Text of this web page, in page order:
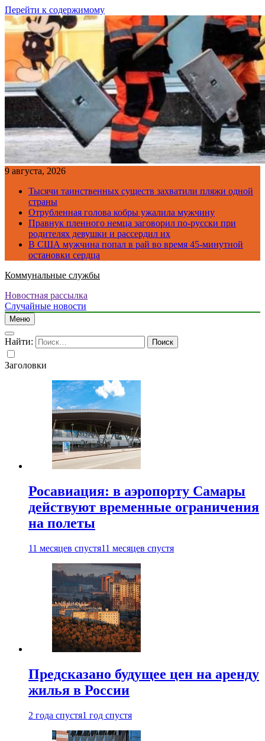
Перейти к содержимому
9 августа, 2026
Тысячи таинственных существ захватили пляжи одной
страны
Отрубленная голова кобры ужалила мужчину
Правнук пленного немца заговорил по-русски при
родителях девушки и рассердил их
В США мужчина попал в рай во время 45-минутной
остановки сердца
Коммунальные службы
Новостная рассылка
Случайные новости
Меню
Найти:
Заголовки
Росавиация: в аэропорту Самары
действуют временные ограничения
на полеты
11 месяцев спустя11 месяцев спустя
Предсказано будущее цен на аренду
жилья в России
2 года спустя1 год спустя